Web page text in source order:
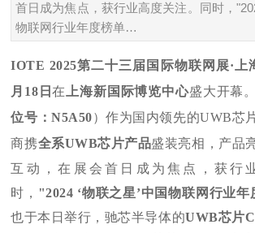
首日成为焦点，获行业高度关注。同时，
物联网行业年度榜单…
IOTE 2025第二十三届国际物联网展·上
月18日在 上海新国际博览中心盛大开幕
位号：N5A50）作为国内领先的UWB芯
商携全系UWB芯片产品盛装亮相，产品
互动，在展会首日成为焦点，获行
时， "2024 ‘物联之星’中国物联网行业
也于本日举行，驰芯半导体的UWB芯片